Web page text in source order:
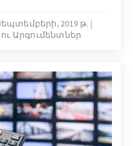
sind inhaltlich
unzeitgemäß. Um
brauchen
2019 թ.
ու Արգումենտներ